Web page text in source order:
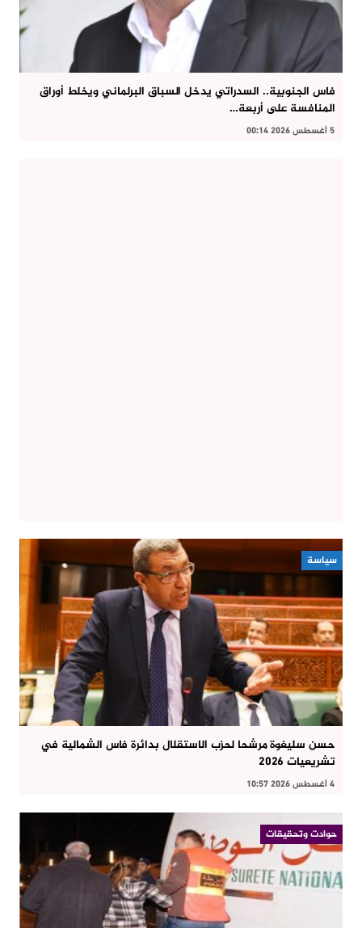
فاس الجنوبية.. السدراتي يدخل السباق البرلماني ويخلط أوراق
المنافسة على أربعة…
5 أغسطس 2026 00:14
سياسة
حسن سليغوة مرشحا لحزب الاستقلال بدائرة فاس الشمالية في
تشريعيات 2026
4 أغسطس 2026 10:57
حوادت وتحقيقات